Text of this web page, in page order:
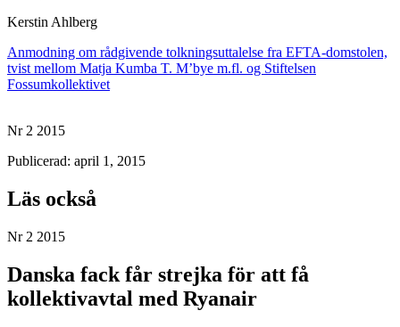
Kerstin Ahlberg
Anmodning om rådgivende tolkningsuttalelse fra EFTA-domstolen,
tvist mellom Matja Kumba T. M’bye m.fl. og Stiftelsen
Fossumkollektivet
Nr 2 2015
Publicerad: april 1, 2015
Läs också
Nr 2 2015
Danska fack får strejka för att få
kollektivavtal med Ryanair